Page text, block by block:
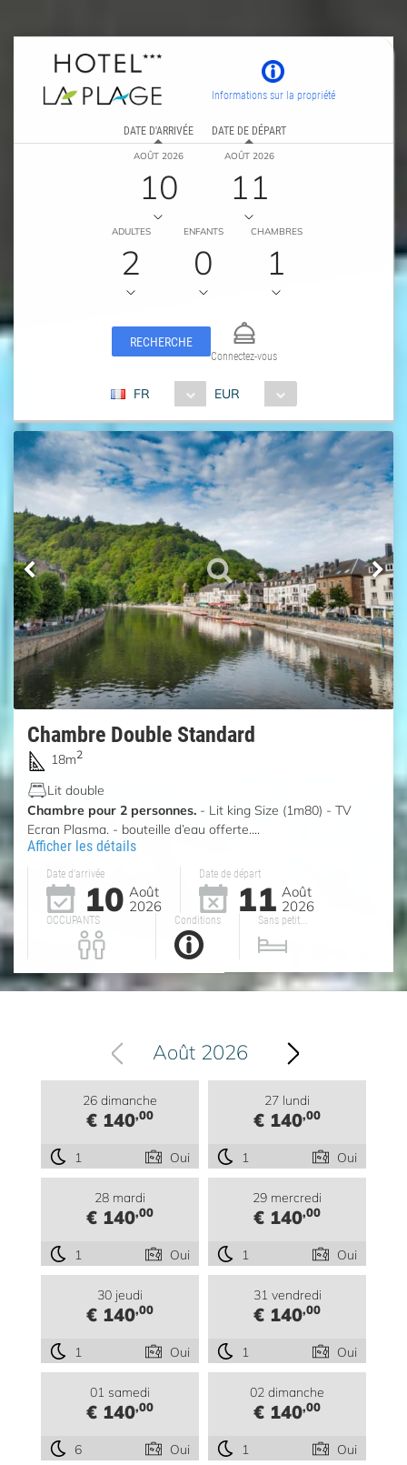
Informations sur la propriété
DATE D'ARRIVÉE
AOÛT 2026
10
DATE DE DÉPART
AOÛT 2026
11
ADULTES
2
ENFANTS
0
CHAMBRES
1
RECHERCHE
Connectez-vous
FR EUR
Chambre Double Standard
18m2
Lit double
Chambre pour 2 personnes. - Lit king Size (1m80) - TV
Ecran Plasma. - bouteille d’eau offerte....
Afficher les détails
Date d'arrivée
10 Août
2026
Date de départ
11 Août
2026
OCCUPANTS Conditions Sans petit...
Août 2026
26 dimanche
€ 140,00
1 Oui
27 lundi
€ 140,00
1 Oui
28 mardi
€ 140,00
1 Oui
29 mercredi
€ 140,00
1 Oui
30 jeudi
€ 140,00
1 Oui
31 vendredi
€ 140,00
1 Oui
01 samedi
€ 140,00
6 Oui
02 dimanche
€ 140,00
1 Oui